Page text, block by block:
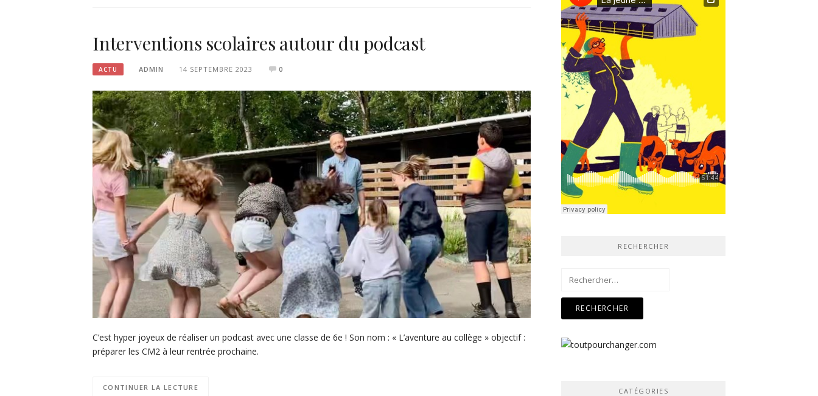
Interventions scolaires autour du podcast
ACTU ADMIN 14 SEPTEMBRE 2023 0
C’est hyper joyeux de réaliser un podcast avec une classe de 6e ! Son nom : « L’aventure au collège » objectif :
préparer les CM2 à leur rentrée prochaine.
CONTINUER LA LECTURE
RECHERCHER
Rechercher :
CATÉGORIES